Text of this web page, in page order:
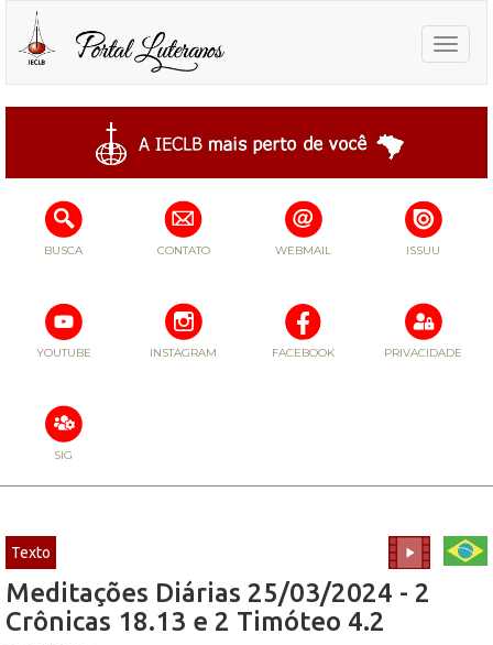
Toggle
BUSCA CONTATO WEBMAIL ISSUU
YOUTUBE INSTAGRAM FACEBOOK PRIVACIDADE
SIG
Texto
Meditações Diárias 25/03/2024 - 2
Crônicas 18.13 e 2 Timóteo 4.2